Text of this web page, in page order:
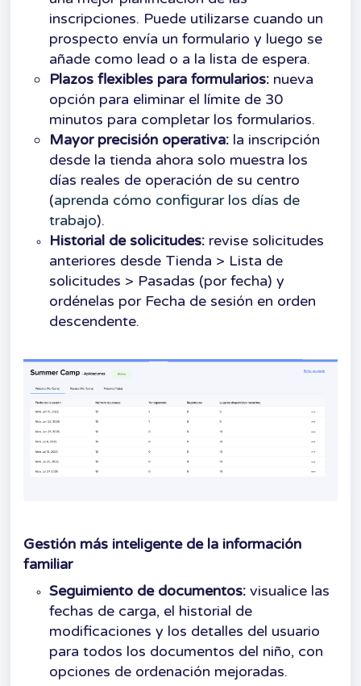
inscripciones. Puede utilizarse cuando un
prospecto envía un formulario y luego se
añade como lead o a la lista de espera.
Plazos flexibles para formularios: nueva
opción para eliminar el límite de 30
minutos para completar los formularios.
Mayor precisión operativa: la inscripción
desde la tienda ahora solo muestra los
días reales de operación de su centro
(aprenda cómo configurar los días de
trabajo).
Historial de solicitudes: revise solicitudes
anteriores desde Tienda > Lista de
solicitudes > Pasadas (por fecha) y
ordénelas por Fecha de sesión en orden
descendente.
Gestión más inteligente de la información
familiar
Seguimiento de documentos: visualice las
fechas de carga, el historial de
modificaciones y los detalles del usuario
para todos los documentos del niño, con
opciones de ordenación mejoradas.